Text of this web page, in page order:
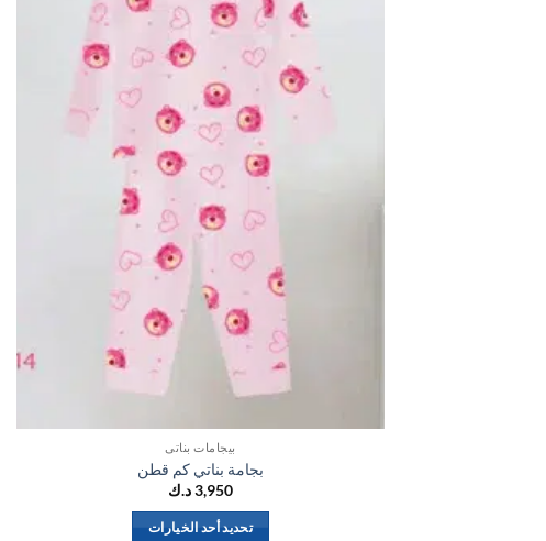
بيجامات بناتي
بجامة بناتي كم قطن
3,950د.ك
تحديد أحد الخيارات